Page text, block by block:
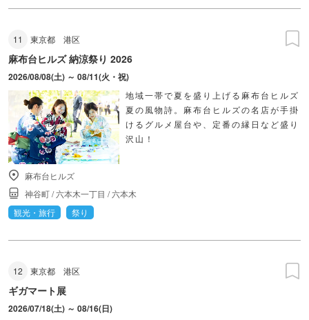
11 東京都 港区
麻布台ヒルズ 納涼祭り 2026
2026/08/08(土) ～ 08/11(火・祝)
地域一帯で夏を盛り上げる麻布台ヒルズ
夏の風物詩。麻布台ヒルズの名店が手掛
けるグルメ屋台や、定番の縁日など盛り
沢山！
麻布台ヒルズ
神谷町/六本木一丁目 /六本木
観光・旅行
祭り
12 東京都 港区
ギガマート展
2026/07/18(土) ～ 08/16(日)